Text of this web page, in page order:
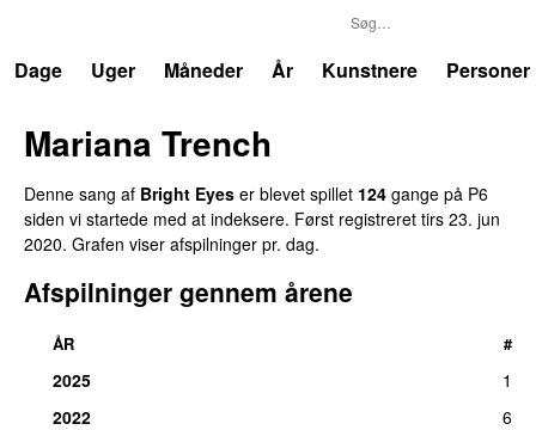
Dage
Uger Måneder År Kunstnere Personer
Mariana Trench
Denne sang af Bright Eyes er blevet spillet 124 gange på P6
siden vi startede med at indeksere. Først registreret tirs 23. jun
2020. Grafen viser afspilninger pr. dag.
Afspilninger gennem årene
ÅR #
2025
1
2022
6